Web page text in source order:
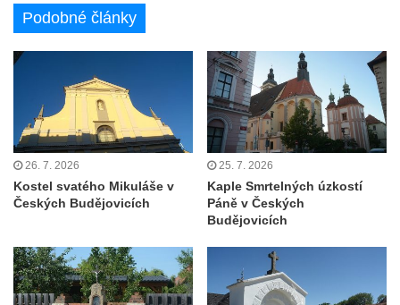
Kaple Olivetské hory pod věží kostela
Mildeova kaple pod Ortelem
Kostel Zvěstování Panny Marie v Duchcově
Výklenková kaple v Teplické ulici u stadionu
v Duchcově
Evangelický kostel v Duchcově
Kostel svatých Petra a Pavla v Jeníkově
Kaple Panny Marie v Lahošti
Kaple svatého Jana Nepomuckého v
Podobné články
26. 7. 2026
Kostel svatého Mikuláše v
Českých Budějovicích
25. 7. 2026
Kaple Smrtelných úzkostí
Páně v Českých
Budějovicích